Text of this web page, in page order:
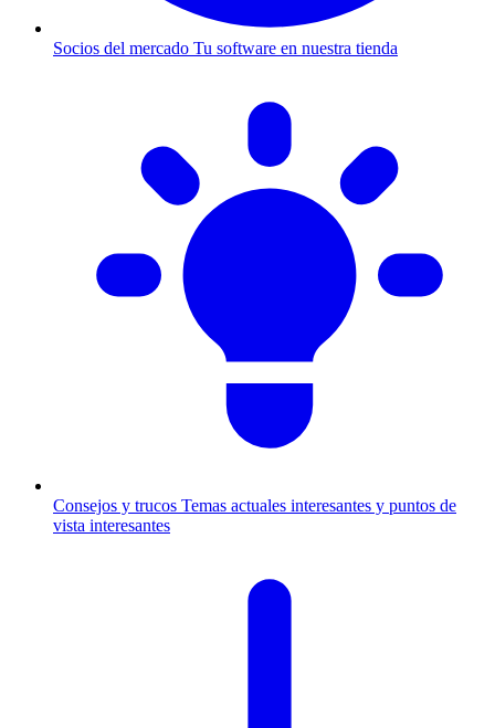
Socios del mercado Tu software en nuestra tienda
Consejos y trucos Temas actuales interesantes y puntos de
vista interesantes